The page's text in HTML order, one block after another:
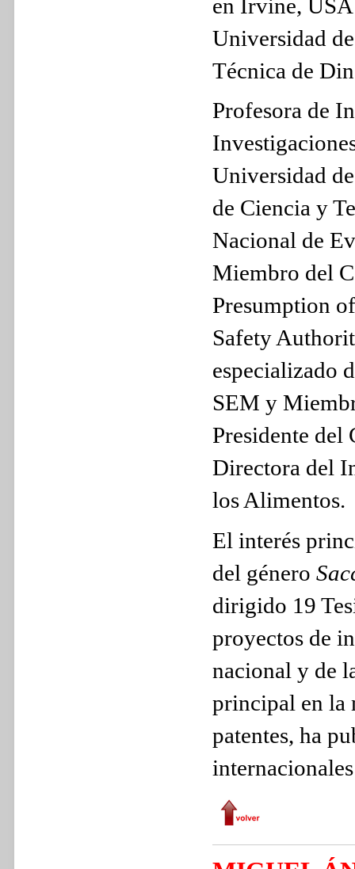
en Irvine,
Universidad
Técnica de
Profesora de
Universidad
de Ciencia y
Nacional de
Miembro del
Presumption
Safety
especializado
SEM y
Presidente del
Directora del
los Alimentos.
El interés
del género
dirigido 19
proyectos de
nacional y de
principal en la
patentes, ha